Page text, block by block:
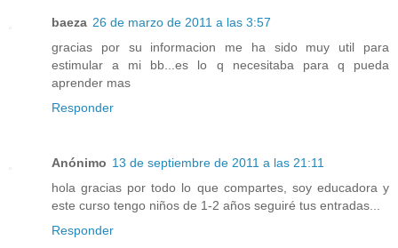
baeza 26 de marzo de 2011 a las 3:57
gracias por su informacion me ha sido muy util para
estimular a mi bb...es lo q necesitaba para q pueda
aprender mas
Responder
Anónimo 13 de septiembre de 2011 a las 21:11
hola gracias por todo lo que compartes, soy educadora y
este curso tengo niños de 1-2 años seguiré tus entradas...
Responder